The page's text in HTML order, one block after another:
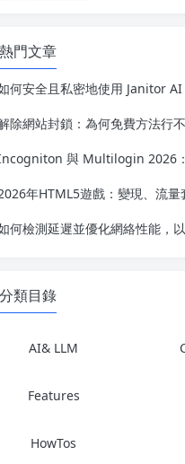
熱門文章
何安全且私密地使用 Janitor
除網站封鎖：為何免費方法行不通，以及什
與 Multilogin 2026：哪款反檢測瀏覽器在
年HTML5遊戲：變現、流量套利及構建盈利性
何檢測延遲並優化網絡性能，以
分類目錄
AI& LLM
Features
HowTos